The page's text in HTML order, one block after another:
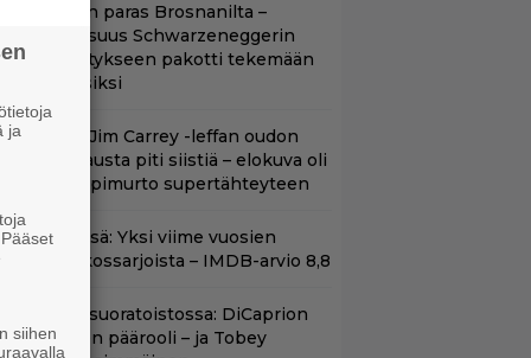
Bond on paras Brosnanilta –
Schwarzeneggerin
pakotti tekemään
uusiksi
tv:ssä: Jim Carrey -leffan oudon
kohtausta piti siistiä – elokuva oli
läpimurto supertähteyteen
Netflixissä: Yksi viime vuosien
rikossarjoista – IMDB-arvio 8,8
suoratoistossa: DiCaprion
päärooli – ja Tobey
ja
siihen